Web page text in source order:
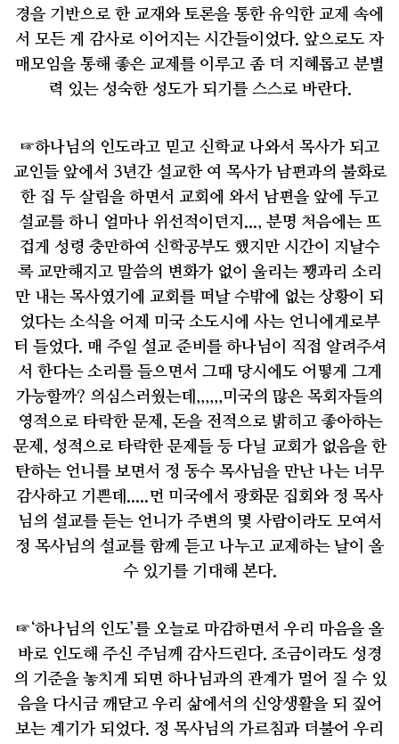
경을 기반으로 한 교재와 토론을 통한 유익한 교제 속에
서 모든 게 감사로 이어지는 시간들이었다. 앞으로도 자
매모임을 통해 좋은 교제를 이루고 좀 더 지혜롭고 분별
력 있는 성숙한 성도가 되기를 스스로 바란다.
☞하나님의 인도라고 믿고 신학교 나와서 목사가 되고
교인들 앞에서 3년간 설교한 여 목사가 남편과의 불화로
한 집 두 살림을 하면서 교회에 와서 남편을 앞에 두고
설교를 하니 얼마나 위선적이던지..., 분명 처음에는 뜨
겁게 성령 충만하여 신학공부도 했지만 시간이 지날수
록 교만해지고 말씀의 변화가 없이 울리는 꽹과리 소리
만 내는 목사였기에 교회를 떠날 수밖에 없는 상황이 되
었다는 소식을 어제 미국 소도시에 사는 언니에게로부
터 들었다. 매 주일 설교 준비를 하나님이 직접 알려주셔
서 한다는 소리를 들으면서 그때 당시에도 어떻게 그게
가능할까? 의심스러웠는데 ,,,,,,미국의 많은 목회자들의
영적으로 타락한 문제 , 돈을 전적으로 밝히고 좋아하는
문제 , 성적으로 타락한 문제들 등 다닐 교회가 없음을 한
탄하는 언니를 보면서 정 동수 목사님을 만난 나는 너무
감사하고 기쁜데 .....먼 미국에서 광화문 집회와 정 목사
님의 설교를 듣는 언니가 주변의 몇 사람이라도 모여서
정 목사님의 설교를 함께 듣고 나누고 교제하는 날이 올
수 있기를 기대해 본다.
☞‘하나님의 인도’를 오늘로 마감하면서 우리 마음을 올
바로 인도해 주신 주님께 감사드린다. 조금이라도 성경
의 기준을 놓치게 되면 하나님과의 관계가 멀어 질 수 있
음을 다시금 깨닫고 우리 삶에서의 신앙생활을 되 짚어
보는 계기가 되었다. 정 목사님의 가르침과 더불어 우리